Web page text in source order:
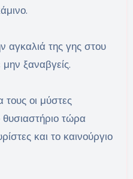
αγκαλιά της γης στου
ξαναβγείς.
τους οι μύστες
τώρα
και το καινούργιο